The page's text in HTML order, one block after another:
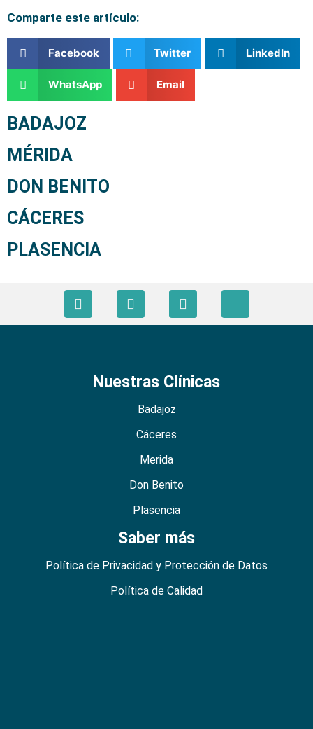
Comparte este artículo:
Facebook Twitter LinkedIn
WhatsApp Email
BADAJOZ
MÉRIDA
DON BENITO
CÁCERES
PLASENCIA
Nuestras Clínicas
Badajoz
Cáceres
Merida
Don Benito
Plasencia
Saber más
Política de Privacidad y Protección de Datos
Política de Calidad